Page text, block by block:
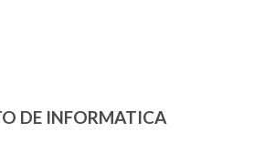
DE INFORMATICA